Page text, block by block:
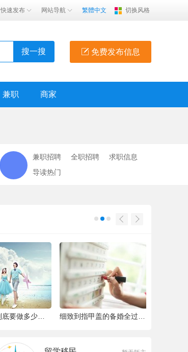
快速发布 网站导航 繁體中文 切换风格
免费发布信息
搜一搜
兼职 商家
兼职招聘 全职招聘
求职信息
导读热门
结一次婚，到底要做多少件准备工作 |备婚清 细致到指甲盖的备婚全过程，这位“挑剔”新